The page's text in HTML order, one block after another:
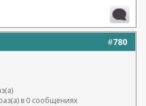
#780
в 0 сообщениях